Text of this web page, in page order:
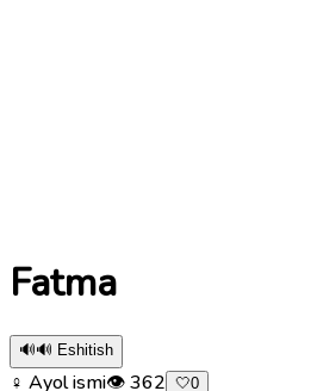
Fatma
🔊🔊 Eshitish
♀ Ayol ismi👁362 🤍0